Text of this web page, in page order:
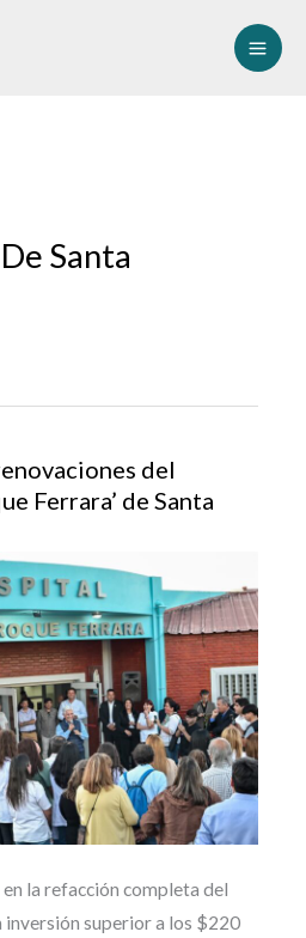
Santa
del
Ferrara’ de Santa
la refacción completa del
inversión superior a los $220